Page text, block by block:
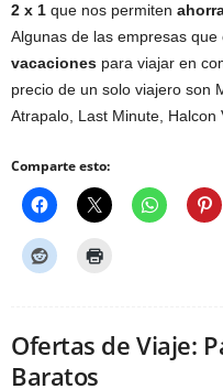
2 x 1 que nos permiten
Algunas de las empresas que
vacaciones para viajar en
precio de un solo viajero son
Atrapalo, Last Minute, Halcon
Comparte esto:
Ofertas de Viaje:
Baratos